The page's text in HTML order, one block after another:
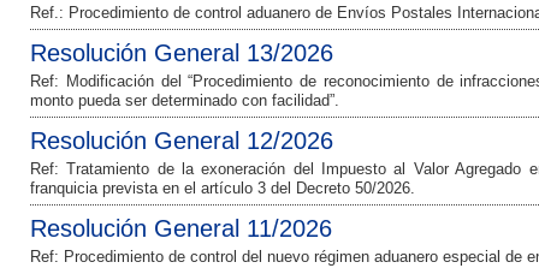
Ref.: Procedimiento de control aduanero de Envíos Postales
Resolución General 13/2026
Ref: Modificación del “Procedimiento de reconocimiento de
monto pueda ser determinado con facilidad”.
Resolución General 12/2026
Ref: Tratamiento de la exoneración del Impuesto al Valor Agregado
franquicia prevista en el artículo 3 del Decreto 50/2026.
Resolución General 11/2026
Ref: Procedimiento de control del nuevo régimen aduanero especial de